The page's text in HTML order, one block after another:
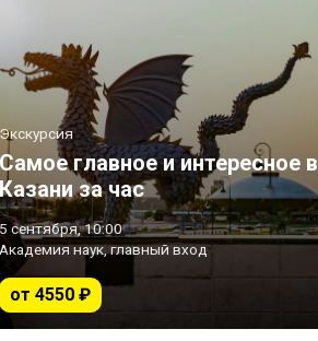
Экскурсия
Самое главное и интересное в
Казани за час
5 сентября, 10:00
Академия наук, главный вход
от 4550 ₽